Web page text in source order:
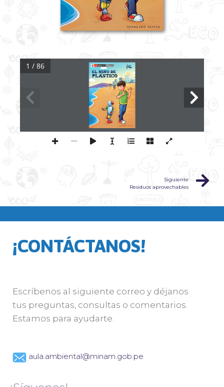
1 / 86
Siguiente
Residuos aprovechables
¡CONTÁCTANOS!
Escríbenos al siguiente correo y déjanos
tus preguntas, consultas o comentarios.
Estamos para ayudarte.
aula.ambiental@minam.gob.pe